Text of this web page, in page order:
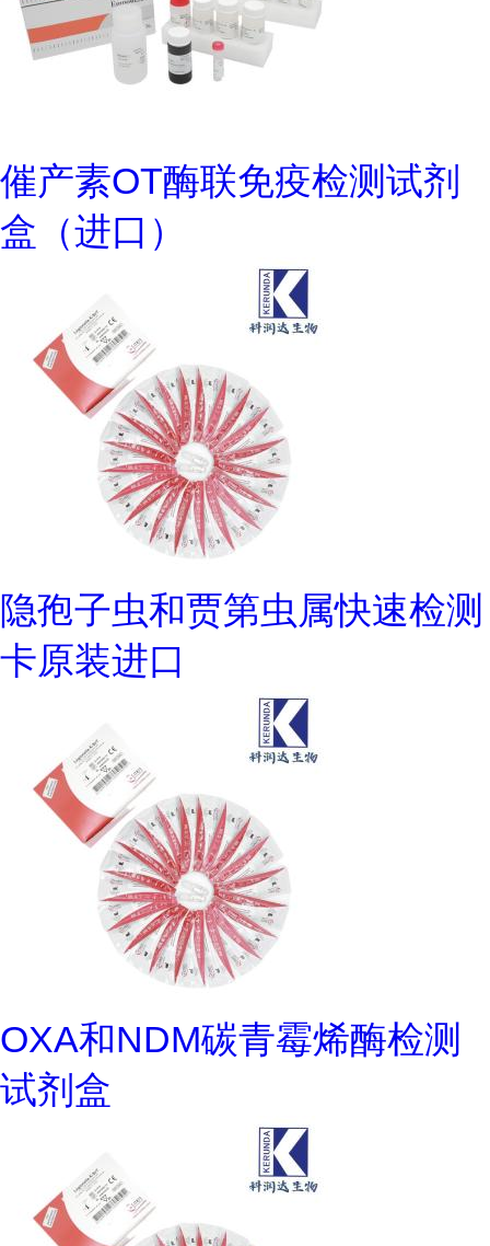
催产素OT酶联免疫检测试剂
盒（进口）
隐孢子虫和贾第虫属快速检测
卡原装进口
OXA和NDM碳青霉烯酶检测
试剂盒